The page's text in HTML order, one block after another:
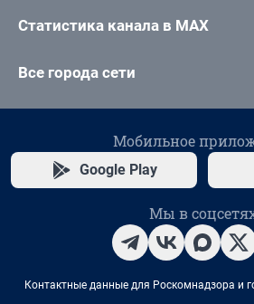
Статистика канала в MAX
Все города сети
Мобильное
Google Play
Мы в
Контактные данные для Роскомнадзора и